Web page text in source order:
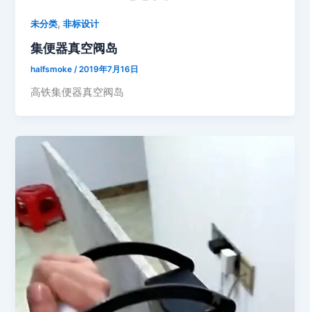
未分类,非标设计
集便器真空阀岛
halfsmoke/2019年7月16日
高铁集便器真空阀岛